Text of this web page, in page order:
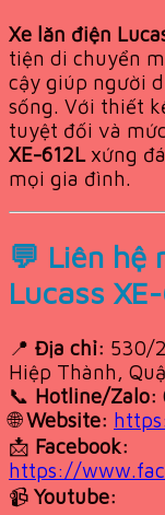
Xe lăn điện
tiện di chuyển
cậy giúp người
sống. Với thiết
tuyệt đối và
XE-612Lxứng
mọi gia đình.
💬 Liên hệ
Lucass
📍 Địa chỉ: 530/
Hiệp Thành,
📞 Hotline/Zalo:
🌐Website:
📩 Facebook:
https://
📹 Youtube: